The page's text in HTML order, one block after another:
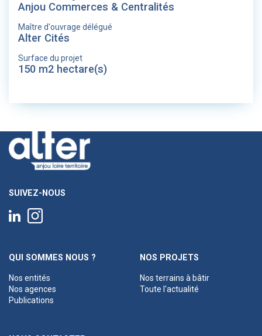
Anjou Commerces & Centralités
Maître d'ouvrage délégué
Alter Cités
Surface du projet
150 m2 hectare(s)
SUIVEZ-NOUS
QUI SOMMES NOUS ?
Nos entités
Nos agences
Publications
NOS PROJETS
Nos terrains à bâtir
Toute l'actualité